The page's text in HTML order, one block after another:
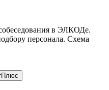
в ЭЛКОДе.
персонала. Схема